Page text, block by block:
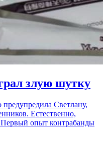
злую шутку
предупредила Светлану,
Естественно,
Первый опыт контрабанды